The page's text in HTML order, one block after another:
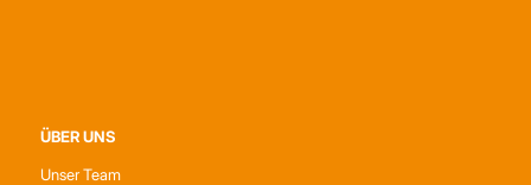
ÜBER UNS
Unser Team